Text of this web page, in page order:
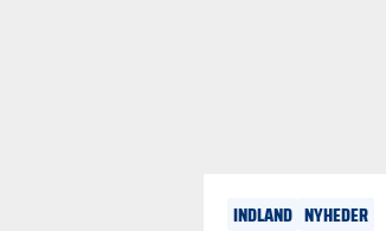
INDLAND NYHEDER